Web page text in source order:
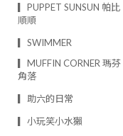
▎PUPPET SUNSUN 帕比
順順
▎SWIMMER
▎MUFFIN CORNER 瑪芬
角落
▎助六的日常
▎小玩笑小水獺